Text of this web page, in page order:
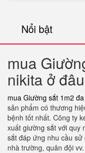
Nổi bật
mua
nikita ở đâu
mua Giường sắt 1m2
sản phẩm có thương
bệnh tốt nhất. Công ty
xuất giường sắt với quy
sắt đáp ứng nhu cầu
nhà trường, quân đội vv.